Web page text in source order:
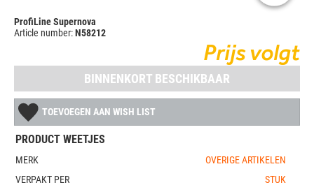
ProfiLine Supernova
Article number:N58212
Prijs volgt
BINNENKORT BESCHIKBAAR
TOEVOEGEN AAN WISH LIST
PRODUCT WEETJES
MERK
OVERIGE ARTIKELEN
VERPAKT PER
STUK